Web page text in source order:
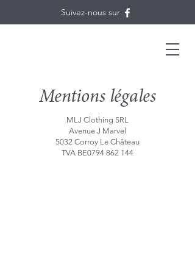
Suivez-nous sur
Mentions légales
MLJ Clothing SRL
Avenue J Marvel
5032 Corroy Le Château
TVA BE0794 862 144